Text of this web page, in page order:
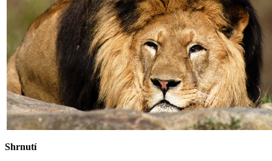
Shrnutí